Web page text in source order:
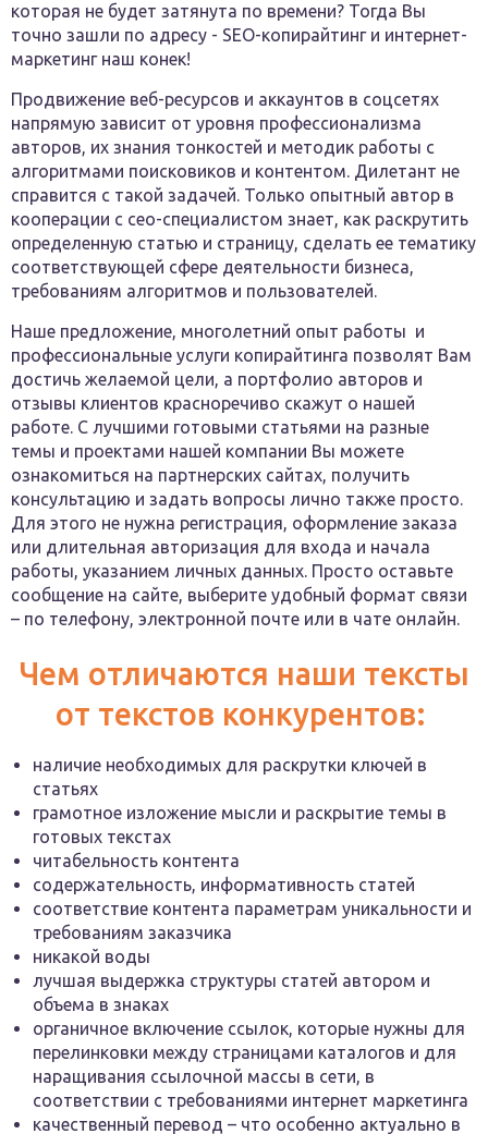
которая не будет затянута по времени? Тогда Вы
точно зашли по адресу - SEO-копирайтинг и интернет-
маркетинг наш конек!
Продвижение веб-ресурсов и аккаунтов в соцсетях
напрямую зависит от уровня профессионализма
авторов, их знания тонкостей и методик работы с
алгоритмами поисковиков и контентом. Дилетант не
справится с такой задачей. Только опытный автор в
кооперации с сео-специалистом знает, как раскрутить
определенную статью и страницу, сделать ее тематику
соответствующей сфере деятельности бизнеса,
требованиям алгоритмов и пользователей.
Наше предложение, многолетний опыт работы и
профессиональные услуги копирайтинга позволят Вам
достичь желаемой цели, а портфолио авторов и
отзывы клиентов красноречиво скажут о нашей
работе. С лучшими готовыми статьями на разные
темы и проектами нашей компании Вы можете
ознакомиться на партнерских сайтах, получить
консультацию и задать вопросы лично также просто.
Для этого не нужна регистрация, оформление заказа
или длительная авторизация для входа и начала
работы, указанием личных данных. Просто оставьте
сообщение на сайте, выберите удобный формат связи
– по телефону, электронной почте или в чате онлайн.
Чем отличаются наши тексты
от текстов конкурентов:
наличие необходимых для раскрутки ключей в
статьях
грамотное изложение мысли и раскрытие темы в
готовых текстах
читабельность контента
содержательность, информативность статей
соответствие контента параметрам уникальности и
требованиям заказчика
никакой воды
лучшая выдержка структуры статей автором и
объема в знаках
органичное включение ссылок, которые нужны для
перелинковки между страницами каталогов и для
наращивания ссылочной массы в сети, в
соответствии с требованиями интернет маркетинга
качественный перевод – что особенно актуально в